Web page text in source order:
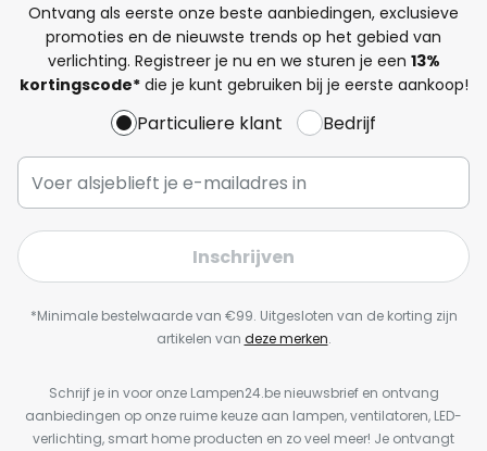
Ontvang als eerste onze beste aanbiedingen, exclusieve
promoties en de nieuwste trends op het gebied van
verlichting. Registreer je nu en we sturen je een 13%
kortingscode*die je kunt gebruiken bij je eerste aankoop!
Particuliere klant Bedrijf
Inschrijven
*Minimale bestelwaarde van €99. Uitgesloten van de korting zijn
artikelen van deze merken.
Schrijf je in voor onze Lampen24.be nieuwsbrief en ontvang
aanbiedingen op onze ruime keuze aan lampen, ventilatoren, LED-
verlichting, smart home producten en zo veel meer! Je ontvangt